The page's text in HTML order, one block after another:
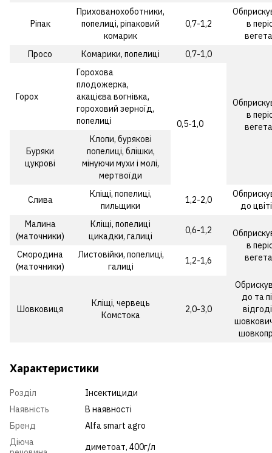
Ріпак
Прихованохоботники,
попелиці, ріпаковий
комарик
0,7-1,2
в
Просо
Комарики, попелиці 0,7-1,0
в
Горох
Горохова
плодожерка,
акацієва вогнівка,
гороховий зерноїд,
попелиці
0,5-1,0
Буряки
цукрові
Клопи, бурякові
попелиці, блішки,
мінуючи мухи і молі,
мертвоїди
Слива
Кліщі, попелиці,
пильщики
1,2-2,0
до
Малина
(маточники)
Кліщі, попелиці
цикадки, галиці
0,6-1,2
в
Смородина
(маточники)
Листовійки, попелиці,
галиці
1,2-1,6
Шовковиця
Кліщі, червець
Комстока
2,0-3,0
до та
Характеристики
Розділ
Інсектициди
Наявність
В наявності
Бренд
Alfa smart agro
Діюча
диметоат, 400г/л